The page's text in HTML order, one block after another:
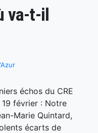
va-t-il
échos du CRE
19 février : Notre
Marie Quintard,
écarts de